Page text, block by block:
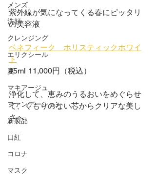
メンズ
洗顔
クレンジング
エリクシール
夏
マキアージュ
ファンデーション
新製品
口紅
コロナ
マスク
紫外線が気になってくる春にピッタリ
の美容液
ベネフィーク　ホリスティックホワイ
ト
45ml	11,000円（税込）
浄化して、恵みのうるおいをめぐらせ
て、くもりのない芯からクリアな美し
さへ。